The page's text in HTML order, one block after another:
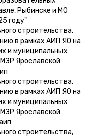
Рыбинске и МО
году"
строительства,
в рамках АИП ЯО на
и муниципальных
Ярославской
строительства,
в рамках АИП ЯО на
и муниципальных
Ярославской
строительства,